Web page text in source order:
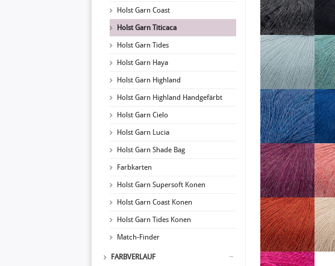
Holst Garn Coast
Holst Garn Titicaca
Holst Garn Tides
Holst Garn Haya
Holst Garn Highland
Holst Garn Highland Handgefärbt
Holst Garn Cielo
Holst Garn Lucia
Holst Garn Shade Bag
Farbkarten
Holst Garn Supersoft Konen
Holst Garn Coast Konen
Holst Garn Tides Konen
Match-Finder
FARBVERLAUF